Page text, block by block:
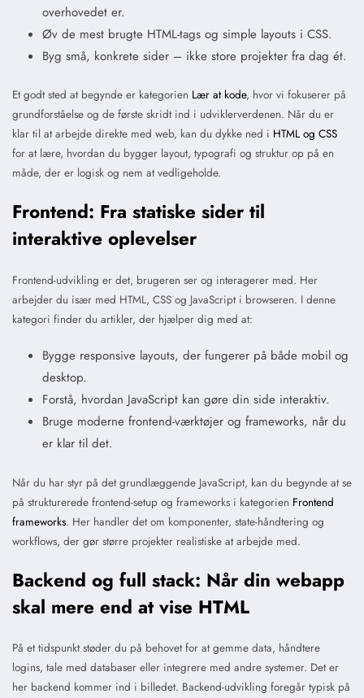
overhovedet er.
Øv de mest brugte HTML-tags og simple layouts i CSS.
Byg små, konkrete sider – ikke store projekter fra dag ét.
Et godt sted at begynde er kategorien Lær at kode, hvor vi fokuserer på
grundforståelse og de første skridt ind i udviklerverdenen. Når du er
klar til at arbejde direkte med web, kan du dykke ned i HTML og CSS
for at lære, hvordan du bygger layout, typografi og struktur op på en
måde, der er logisk og nem at vedligeholde.
Frontend: Fra statiske sider til
interaktive oplevelser
Frontend-udvikling er det, brugeren ser og interagerer med. Her
arbejder du især med HTML, CSS og JavaScript i browseren. I denne
kategori finder du artikler, der hjælper dig med at:
Bygge responsive layouts, der fungerer på både mobil og
desktop.
Forstå, hvordan JavaScript kan gøre din side interaktiv.
Bruge moderne frontend-værktøjer og frameworks, når du
er klar til det.
Når du har styr på det grundlæggende JavaScript, kan du begynde at se
på strukturerede frontend-setup og frameworks i kategorien Frontend
frameworks. Her handler det om komponenter, state-håndtering og
workflows, der gør større projekter realistiske at arbejde med.
Backend og full stack: Når din webapp
skal mere end at vise HTML
På et tidspunkt støder du på behovet for at gemme data, håndtere
logins, tale med databaser eller integrere med andre systemer. Det er
her backend kommer ind i billedet. Backend-udvikling foregår typisk på